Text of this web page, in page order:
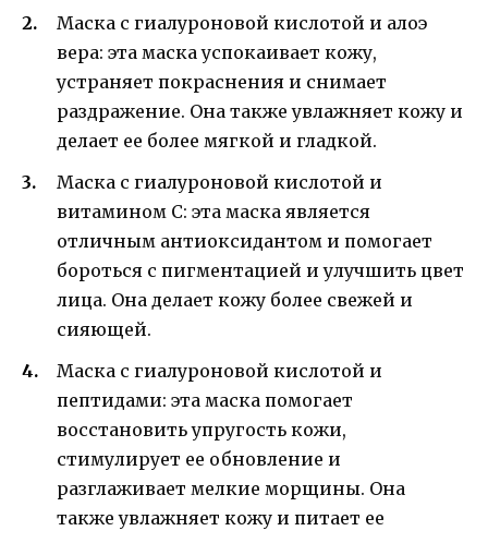
Маска с гиалуроновой кислотой и алоэ
вера: эта маска успокаивает кожу,
устраняет покраснения и снимает
раздражение. Она также увлажняет кожу и
делает ее более мягкой и гладкой.
Маска с гиалуроновой кислотой и
витамином С: эта маска является
отличным антиоксидантом и помогает
бороться с пигментацией и улучшить цвет
лица. Она делает кожу более свежей и
сияющей.
Маска с гиалуроновой кислотой и
пептидами: эта маска помогает
восстановить упругость кожи,
стимулирует ее обновление и
разглаживает мелкие морщины. Она
также увлажняет кожу и питает ее